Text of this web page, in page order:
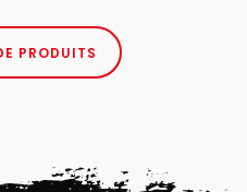
PRODUITS